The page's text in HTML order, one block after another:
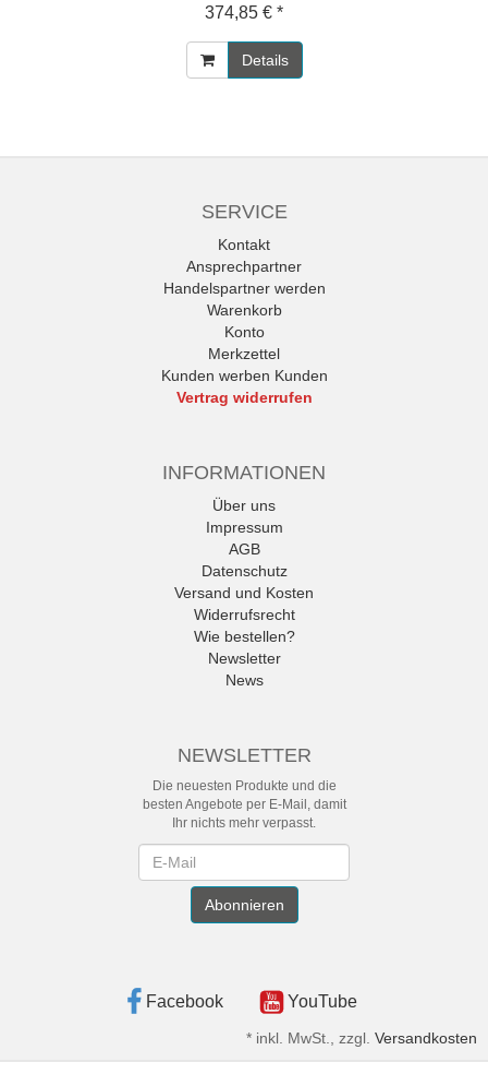
374,85 € *
Details
SERVICE
Kontakt
Ansprechpartner
Handelspartner werden
Warenkorb
Konto
Merkzettel
Kunden werben Kunden
Vertrag widerrufen
INFORMATIONEN
Über uns
Impressum
AGB
Datenschutz
Versand und Kosten
Widerrufsrecht
Wie bestellen?
Newsletter
News
NEWSLETTER
Die neuesten Produkte und die
besten Angebote per E-Mail, damit
Ihr nichts mehr verpasst.
Abonnieren
Facebook YouTube
* inkl. MwSt., zzgl. Versandkosten